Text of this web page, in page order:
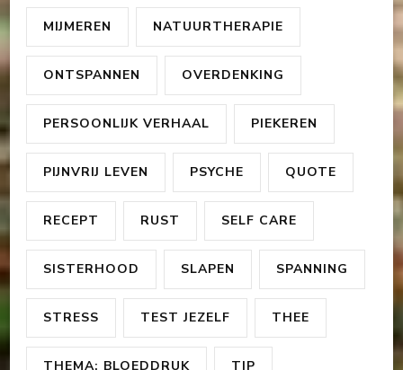
MIJMEREN NATUURTHERAPIE
ONTSPANNEN OVERDENKING
PERSOONLIJK VERHAAL PIEKEREN
PIJNVRIJ LEVEN PSYCHE QUOTE
RECEPT RUST SELF CARE
SISTERHOOD SLAPEN SPANNING
STRESS TEST JEZELF THEE
THEMA: BLOEDDRUK TIP